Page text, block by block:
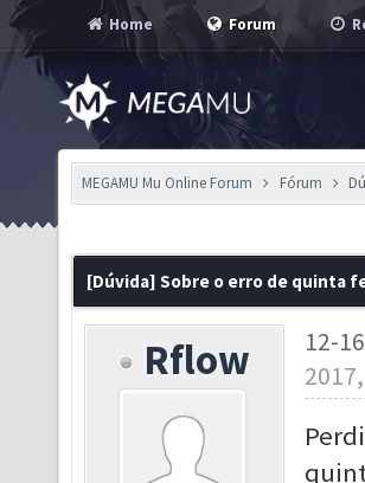
Home Forum
MEGAMU Mu Online Forum Fórum
[Dúvida] Sobre o erro de quinta
Rflow
12-